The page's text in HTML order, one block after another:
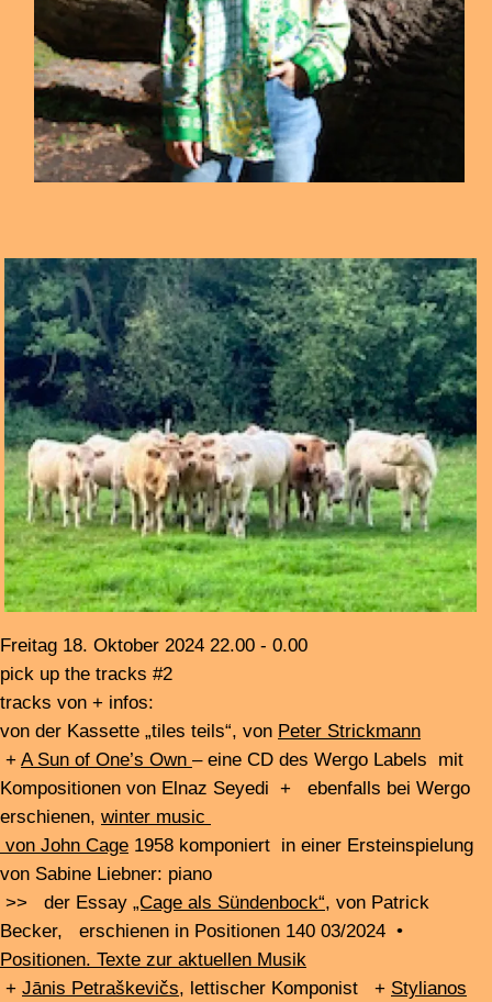
Freitag 16. August 2024 22.00 - 0.00
blurred edges 2024 Feature #5
Studiogäste:
•• mitJana de Troyer u.a. über dasBunte Luft Trioam
5.6.24 im Migrantpolitian / Kampnagel
••• mit
Björn Lücker +Hannes Wienertüber das
Carnage 8Konzert – mit Carla Genchi, am 1. Juni in
Stückwerke
• mit Crille vonMinze plus Posaunespreche ich über
sein Freiluft Konzert im Hafengebiet am 9.6.24
Die Sendung ist vorproduziert, mit den Interviews der
beiden vorigen blurred edges Features.
Danach, ab 0:00, der klingding Nachtloop, mit records
von blurred edges 24 Konzerten, die ganze Nacht auf
FSK 93,0
Studio guests:
••• with Björn Lücker + Hannes Wienert